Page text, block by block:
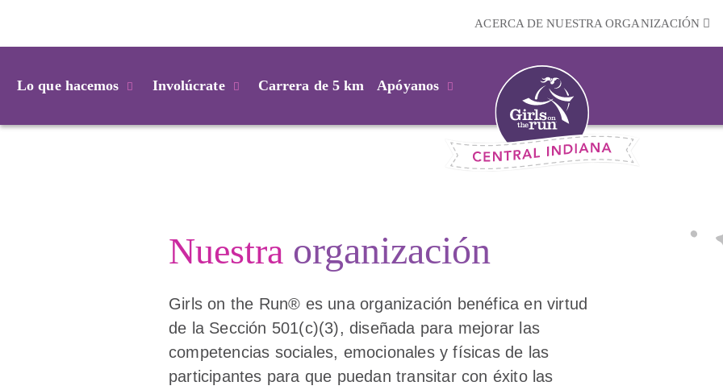
ACERCA DE NUESTRA ORGANIZACIÓN
Lo que hacemos Involúcrate Carrera de 5 km Apóyanos
Nuestra organización
Girls on the Run® es una organización benéfica en virtud
de la Sección 501(c)(3), diseñada para mejorar las
competencias sociales, emocionales y físicas de las
participantes para que puedan transitar con éxito las